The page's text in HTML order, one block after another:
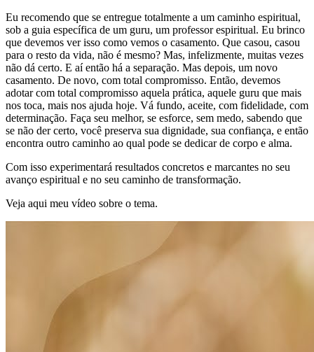
Eu recomendo que se entregue totalmente a um caminho espiritual,
sob a guia específica de um guru, um professor espiritual. Eu brinco
que devemos ver isso como vemos o casamento. Que casou, casou
para o resto da vida, não é mesmo? Mas, infelizmente, muitas vezes
não dá certo. E aí então há a separação. Mas depois, um novo
casamento. De novo, com total compromisso. Então, devemos
adotar com total compromisso aquela prática, aquele guru que mais
nos toca, mais nos ajuda hoje. Vá fundo, aceite, com fidelidade, com
determinação. Faça seu melhor, se esforce, sem medo, sabendo que
se não der certo, você preserva sua dignidade, sua confiança, e então
encontra outro caminho ao qual pode se dedicar de corpo e alma.
Com isso experimentará resultados concretos e marcantes no seu
avanço espiritual e no seu caminho de transformação.
Veja aqui meu vídeo sobre o tema.